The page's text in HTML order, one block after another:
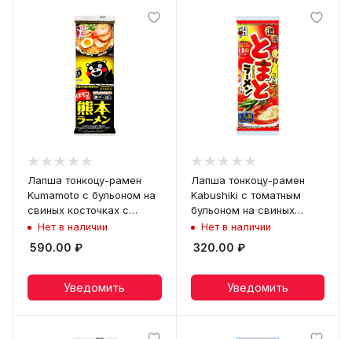
Лапша тонкоцу-рамен
Kumamoto с бульоном на
свиных косточках с
чесноком Itsuki, пачка 176
Нет в наличии
590.00 ₽
Уведомить
Лапша тонкоцу-рамен
Kabushiki с томатным
бульоном на свиных
косточках Itsuki, пачка
Нет в наличии
320.00 ₽
Уведомить